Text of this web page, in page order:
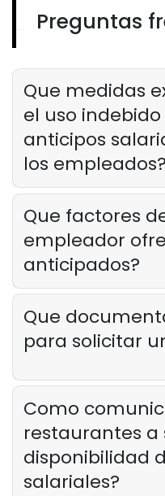
Día De
de
Lila
Preguntas
Que medidas
el uso
anticipos
los empleados?
Que factores
empleador
anticipados?
Que
para solicitar
Como
restaurantes a
disponibilidad
salariales?